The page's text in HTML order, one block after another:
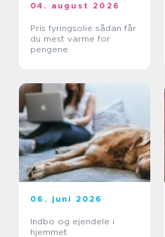
04. august 2026
Pris fyringsolie sådan får
du mest varme for
pengene
06. juni 2026
Indbo og ejendele i
hjemmet